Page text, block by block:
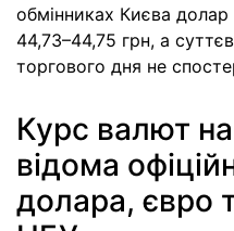
обмінниках Києва долар
44,73–44,75 грн, а
торгового дня не
Курс валют
відома
долара, євро